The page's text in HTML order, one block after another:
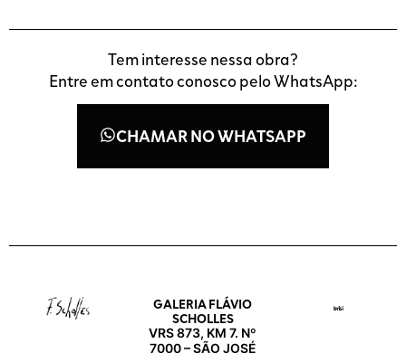
Tem interesse nessa obra?
Entre em contato conosco pelo WhatsApp:
CHAMAR NO WHATSAPP
GALERIA FLÁVIO
SCHOLLES
VRS 873, KM 7. Nº
7000 – SÃO JOSÉ